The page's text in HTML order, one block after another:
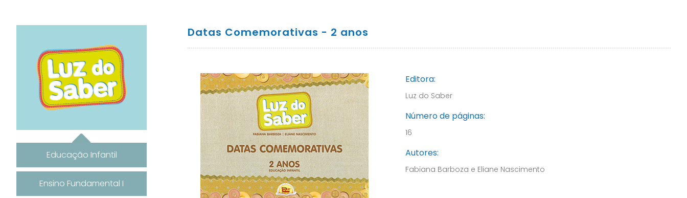
Educação Infantil
Ensino Fundamental I
Datas Comemorativas - 2 anos
Editora:
Luz do Saber
Número de páginas:
16
Autores:
Fabiana Barboza e Eliane Nascimento